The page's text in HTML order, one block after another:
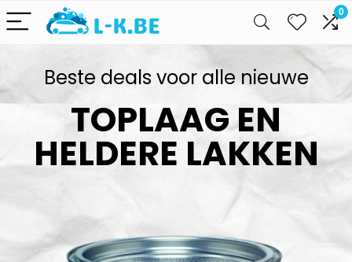
0
Beste deals voor alle nieuwe
TOPLAAG EN
HELDERE LAKKEN